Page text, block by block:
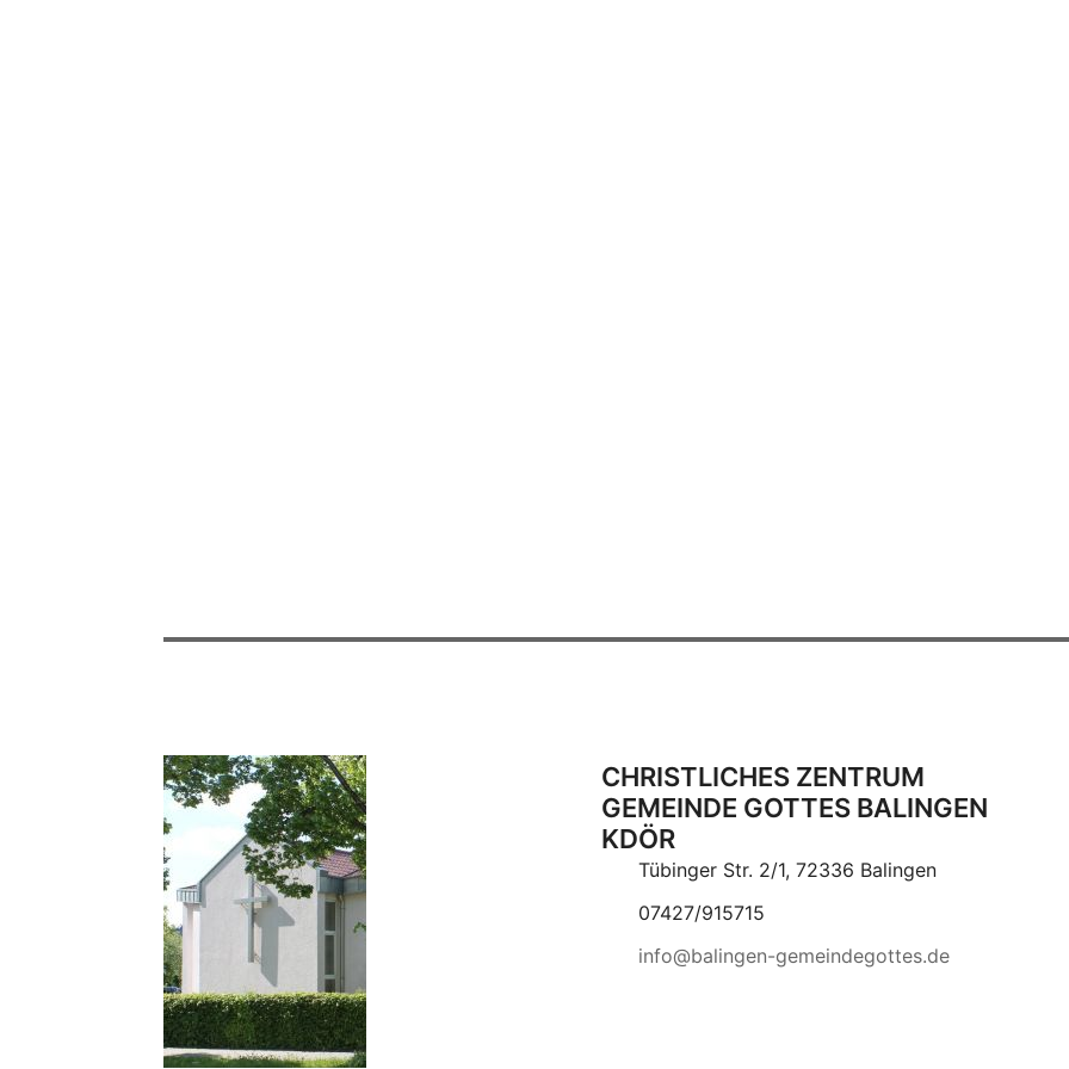
CHRISTLICHES ZENTRUM
GEMEINDE GOTTES BALINGEN
KDÖR
Tübinger Str. 2/1, 72336 Balingen
07427/915715
info@balingen-gemeindegottes.de